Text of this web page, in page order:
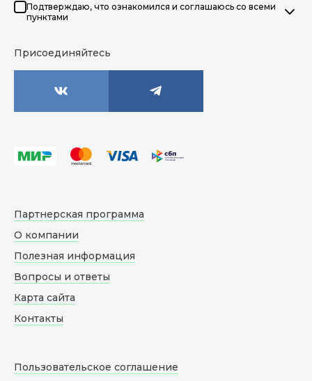
Подтверждаю, что ознакомился и соглашаюсь со всеми
пунктами
Присоединяйтесь
Партнерская программа
О компании
Полезная информация
Вопросы и ответы
Карта сайта
Контакты
Пользовательское соглашение